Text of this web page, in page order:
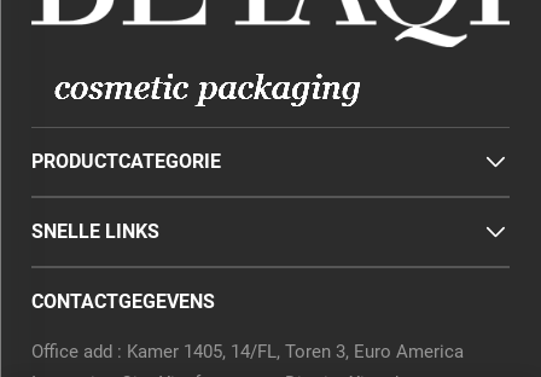
PRODUCTCATEGORIE
SNELLE LINKS
CONTACTGEGEVENS
Office add : Kamer 1405, 14/FL, Toren 3, Euro America